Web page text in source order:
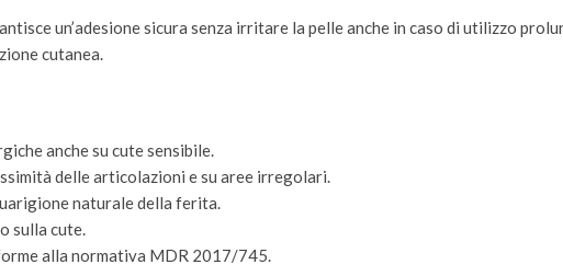
un’adesione sicura senza irritare la pelle anche in caso di utilizzo
cutanea.
anche su cute sensibile.
delle articolazioni e su aree irregolari.
naturale della ferita.
sulla cute.
alla normativa MDR 2017/745.